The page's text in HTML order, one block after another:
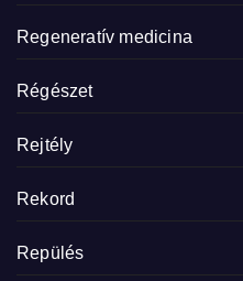
Regeneratív medicina
Régészet
Rejtély
Rekord
Repülés